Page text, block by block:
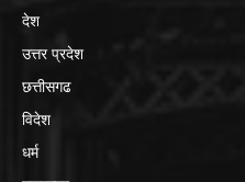
देश
उत्तर प्रदेश
छत्तीसगढ
विदेश
धर्म